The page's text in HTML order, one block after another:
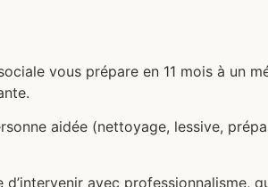
vous prépare en 11 mois à un
aidée (nettoyage, lessive,
avec professionnalisme,